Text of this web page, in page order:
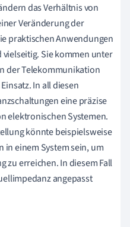
das Verhältnis von
Veränderung der
praktischen Anwendungen
Sie kommen unter
der Telekommunikation
In all diesen
eine präzise
elektronischen Systemen.
könnte beispielsweise
in einem System sein, um
zu erreichen. In diesem Fall
angepasst